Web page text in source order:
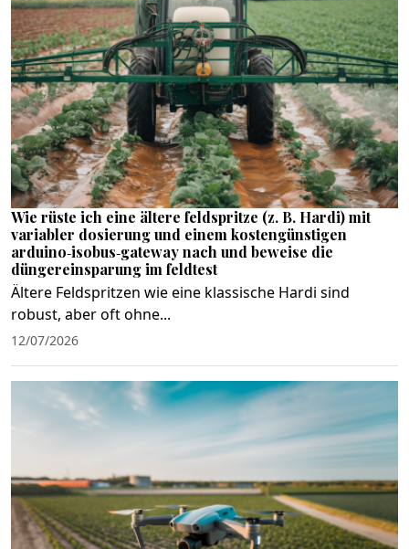
Wie rüste ich eine ältere feldspritze (z. B. Hardi) mit
variabler dosierung und einem kostengünstigen
arduino‑isobus‑gateway nach und beweise die
düngereinsparung im feldtest
Ältere Feldspritzen wie eine klassische Hardi sind
robust, aber oft ohne...
12/07/2026